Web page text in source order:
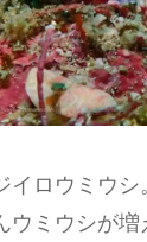
ロウミウシ。
ウミウシが